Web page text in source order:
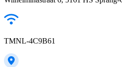
TMNL-4C9B61